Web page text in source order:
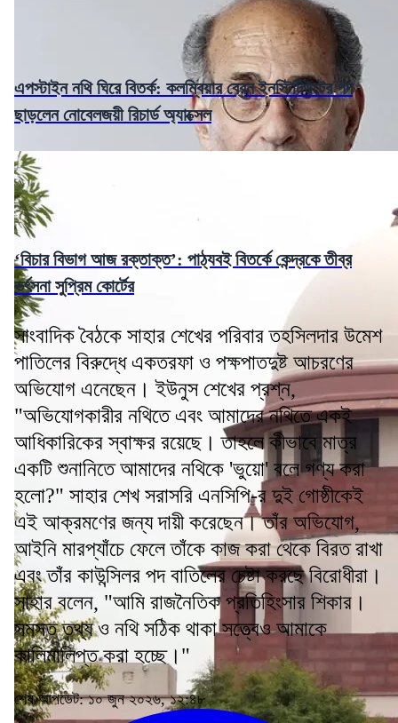
এপস্টাইন নথি ঘিরে বিতর্ক: কলম্বিয়ার ব্রেন ইনস্টিটিউটের পদ
ছাড়লেন নোবেলজয়ী রিচার্ড অ্যাক্সেল
‘বিচার বিভাগ আজ রক্তাক্ত’: পাঠ্যবই বিতর্কে কেন্দ্রকে তীব্র
ভর্ৎসনা সুপ্রিম কোর্টের
সাংবাদিক বৈঠকে সাহার শেখের পরিবার তহসিলদার উমেশ
পাতিলের বিরুদ্ধে একতরফা ও পক্ষপাতদুষ্ট আচরণের
অভিযোগ এনেছেন। ইউনুস শেখের প্রশ্ন,
"অভিযোগকারীর নথিতে এবং আমাদের নথিতে একই
আধিকারিকের স্বাক্ষর রয়েছে। তাহলে কীভাবে মাত্র
একটি শুনানিতে আমাদের নথিকে 'ভুয়ো' বলে গণ্য করা
হলো?" সাহার শেখ সরাসরি এনসিপি-র দুই গোষ্ঠীকেই
এই আক্রমণের জন্য দায়ী করেছেন। তাঁর অভিযোগ,
আইনি মারপ্যাঁচে ফেলে তাঁকে কাজ করা থেকে বিরত রাখা
এবং তাঁর কাউন্সিলর পদ বাতিলের চেষ্টা করছে বিরোধীরা।
সাহার বলেন, "আমি রাজনৈতিক প্রতিহিংসার শিকার।
সমস্ত তথ্য ও নথি সঠিক থাকা সত্ত্বেও আমাকে
কালিমালিপ্ত করা হচ্ছে।"
শেষ আপডেট: ১০ জুন ২০২৬, ১২:৪৮